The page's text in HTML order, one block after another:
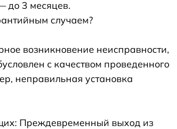
до 3 месяцев.
случаем?
возникновение неисправности,
с качеством проведенного
неправильная установка
Преждевременный выход из